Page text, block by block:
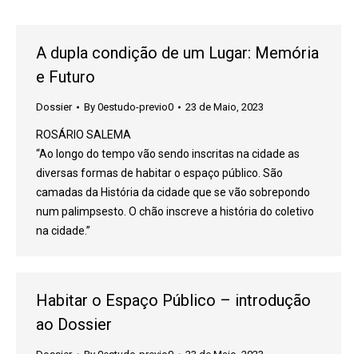
A dupla condição de um Lugar: Memória
e Futuro
Dossier By 0estudo-previo0 23 de Maio, 2023
ROSÁRIO SALEMA
“Ao longo do tempo vão sendo inscritas na cidade as
diversas formas de habitar o espaço público. São
camadas da História da cidade que se vão sobrepondo
num palimpsesto. O chão inscreve a história do coletivo
na cidade.”
Habitar o Espaço Público – introdução
ao Dossier